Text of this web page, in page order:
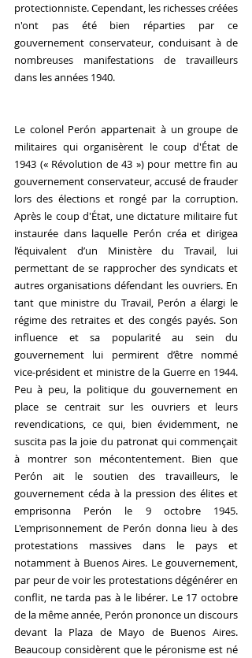
protectionniste. Cependant, les richesses créées
n'ont pas été bien réparties par ce
gouvernement conservateur, conduisant à de
nombreuses manifestations de travailleurs
dans les années 1940.
Le colonel Perón appartenait à un groupe de
militaires qui organisèrent le coup d'État de
1943 (« Révolution de 43 ») pour mettre fin au
gouvernement conservateur, accusé de frauder
lors des élections et rongé par la corruption.
Après le coup d'État, une dictature militaire fut
instaurée dans laquelle Perón créa et dirigea
l’équivalent d’un Ministère du Travail, lui
permettant de se rapprocher des syndicats et
autres organisations défendant les ouvriers. En
tant que ministre du Travail, Perón a élargi le
régime des retraites et des congés payés. Son
influence et sa popularité au sein du
gouvernement lui permirent d’être nommé
vice-président et ministre de la Guerre en 1944.
Peu à peu, la politique du gouvernement en
place se centrait sur les ouvriers et leurs
revendications, ce qui, bien évidemment, ne
suscita pas la joie du patronat qui commençait
à montrer son mécontentement. Bien que
Perón ait le soutien des travailleurs, le
gouvernement céda à la pression des élites et
emprisonna Perón le 9 octobre 1945.
L'emprisonnement de Perón donna lieu à des
protestations massives dans le pays et
notamment à Buenos Aires. Le gouvernement,
par peur de voir les protestations dégénérer en
conflit, ne tarda pas à le libérer. Le 17 octobre
de la même année, Perón prononce un discours
devant la Plaza de Mayo de Buenos Aires.
Beaucoup considèrent que le péronisme est né